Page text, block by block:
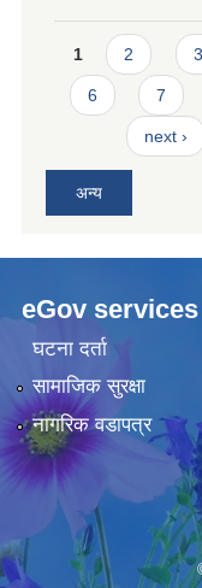
Pages
1 2 3
6 7
next ›
अन्य
eGov services
घटना दर्ता
सामाजिक सुरक्षा
नागरिक वडापत्र